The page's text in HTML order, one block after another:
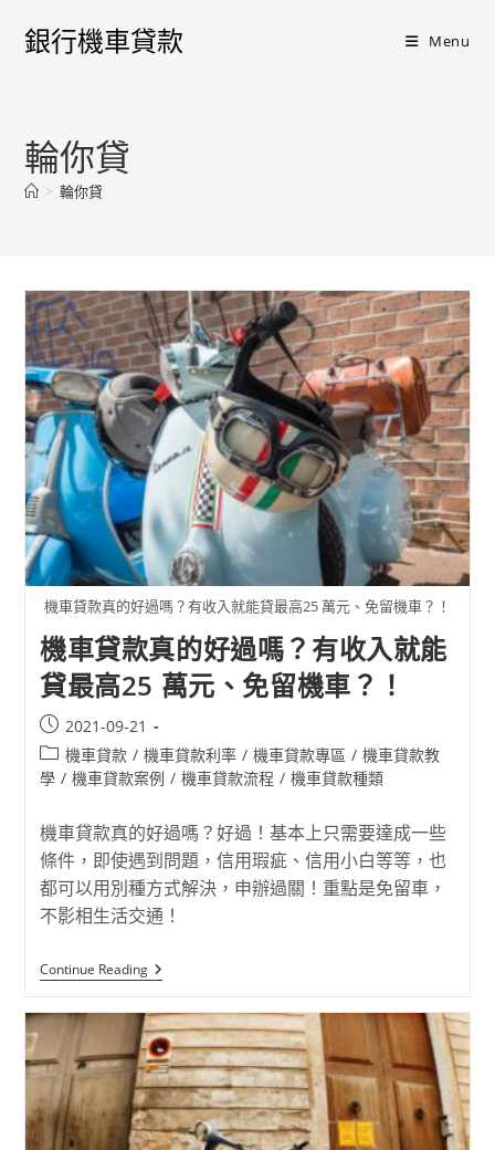
銀行機車貸款 Menu
輪你貸
> 輪你貸
機車貸款真的好過嗎？有收入就能貸最高25 萬元、免留機車？！
機車貸款真的好過嗎？有收入就能
貸最高25 萬元、免留機車？！
2021-09-21
機車貸款 / 機車貸款利率 / 機車貸款專區 / 機車貸款教
學 / 機車貸款案例 / 機車貸款流程 / 機車貸款種類
機車貸款真的好過嗎？好過！基本上只需要達成一些
條件，即使遇到問題，信用瑕疵、信用小白等等，也
都可以用別種方式解決，申辦過關！重點是免留車，
不影相生活交通！
Continue Reading